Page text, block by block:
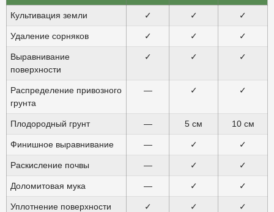
Культивация земли ✓ ✓ ✓
Удаление сорняков ✓ ✓ ✓
Выравнивание
поверхности
✓ ✓ ✓
Распределение привозного
грунта
— ✓ ✓
Плодородный грунт — 5 см 10 см
Финишное выравнивание — ✓ ✓
Раскисление почвы — ✓ ✓
Доломитовая мука — ✓ ✓
Уплотнение поверхности ✓ ✓ ✓